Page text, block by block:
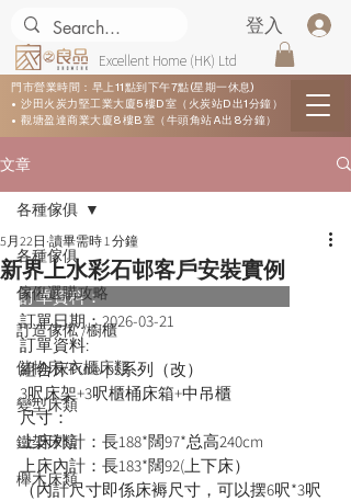
Excellent Home (HK) Ltd
登入
門市營業時間：早上11點到下午7點(星期一休息)
• 沙田火炭力堅工業大廈5樓D室（火炭站D出1分鐘）
• 觀塘盈達商業大廈8樓B室（牛頭角站A出8分鐘）
文章
各種傢俱
傢俬選購攻略
訂造傢俬 /櫥櫃
儲物床/衣櫃床類
變型床類
鐵架床類
櫸木床類
各種傢俱
新界上水彩石邨客戶安裝實例
5月22日 讀畢需時 1 分鐘
訂單資料：
訂單日期：2026-03-21
訂單資料:
組合床Pure-ps系列（改）
3呎床架+3呎櫃桶床箱+中吊櫃
尺寸：
上床外計：長188*闊97*总高240cm
上床內計：長183*闊92(上下床）
（內計尺寸即係床褥尺寸，可以摆6呎*3呎